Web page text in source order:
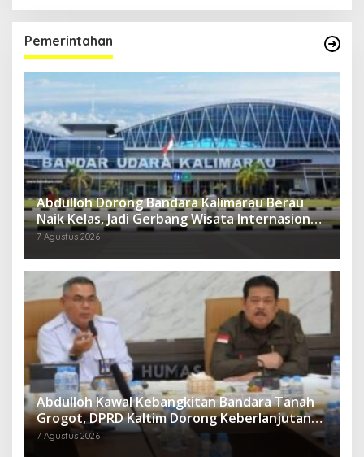
Pemerintahan
Abdulloh Dorong Bandara Kalimarau Berau
Naik Kelas, Jadi Gerbang Wisata Internasional
Kaltim
7 Agustus 2026
Abdulloh Kawal Kebangkitan Bandara Tanah
Grogot, DPRD Kaltim Dorong Keberlanjutan
Proyek Strategis
7 Agustus 2026